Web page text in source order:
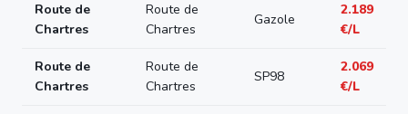
Route de
Chartres
Route de
Chartres
Gazole
2.189
€/L
Route de
Chartres
Route de
Chartres
SP98
2.069
€/L